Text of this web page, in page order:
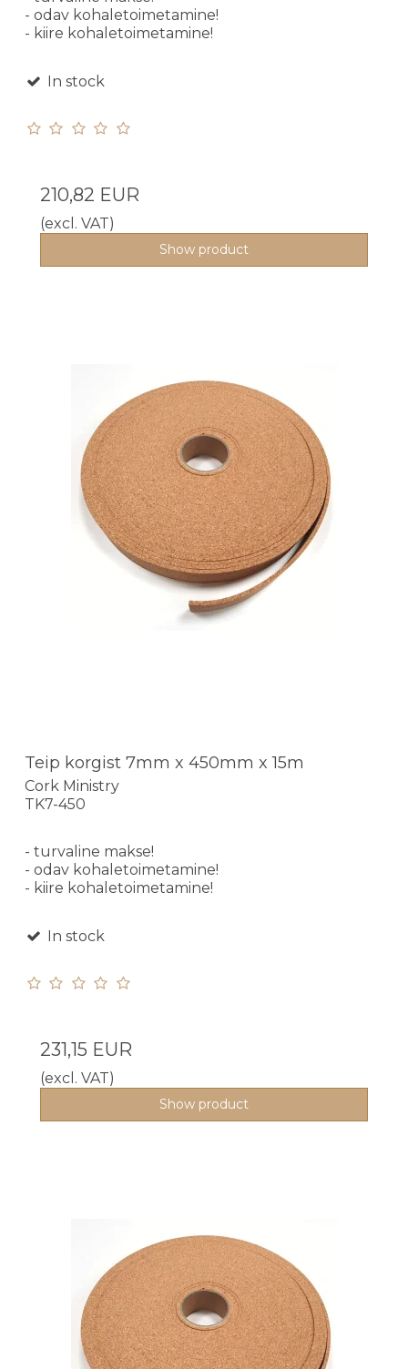
- odav kohaletoimetamine!
- kiire kohaletoimetamine!
In stock
210,82 EUR
(excl. VAT)
Show product
Teip korgist 7mm x 450mm x 15m
Cork Ministry
TK7-450
- turvaline makse!
- odav kohaletoimetamine!
- kiire kohaletoimetamine!
In stock
231,15 EUR
(excl. VAT)
Show product